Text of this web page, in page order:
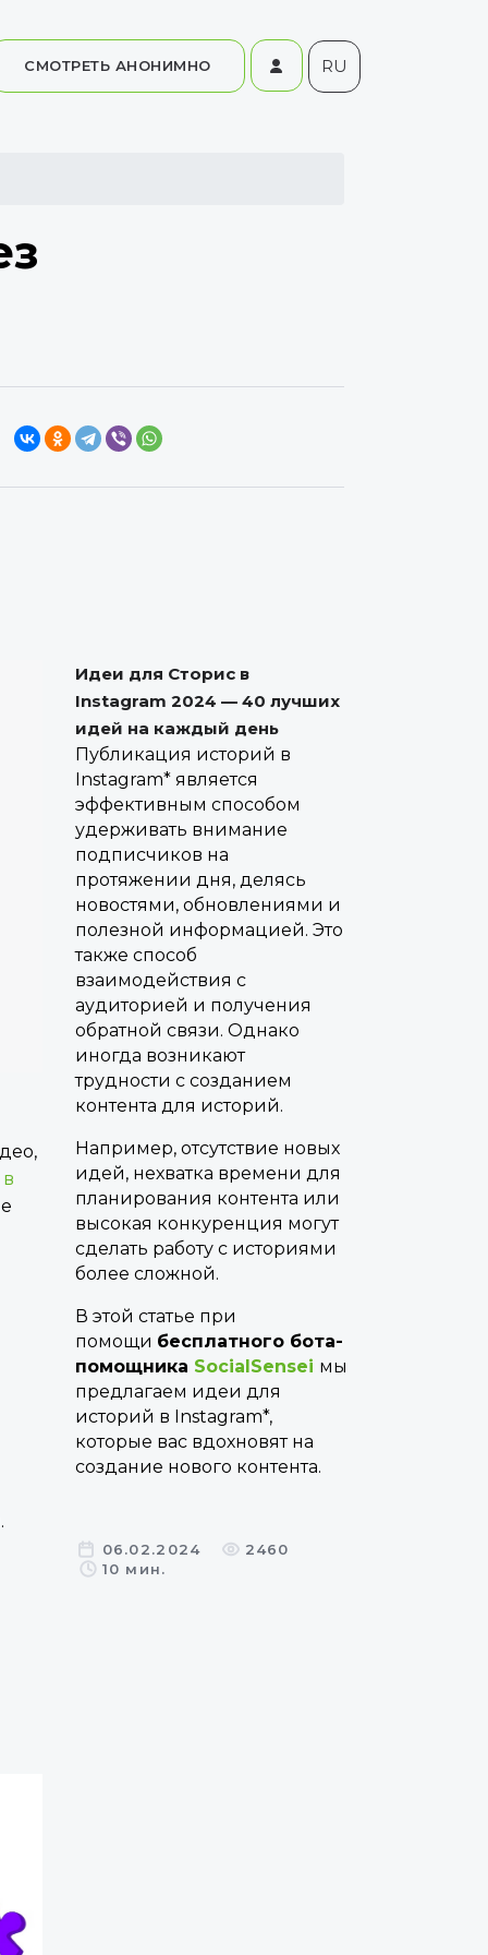
СМОТРЕТЬ АНОНИМНО RU
в
Идеи для Сторис в
Instagram 2024 — 40 лучших
идей на каждый день
Публикация историй в
Instagram* является
эффективным способом
удерживать внимание
подписчиков на
протяжении дня, делясь
новостями, обновлениями и
полезной информацией. Это
также способ
взаимодействия с
аудиторией и получения
обратной связи. Однако
иногда возникают
трудности с созданием
контента для историй.
Например, отсутствие новых
идей, нехватка времени для
планирования контента или
высокая конкуренция могут
сделать работу с историями
более сложной.
В этой статье при
помощи бесплатного бота-
помощника SocialSensei мы
предлагаем идеи для
историй в Instagram*,
которые вас вдохновят на
создание нового контента.
06.02.2024
2460
10 мин.